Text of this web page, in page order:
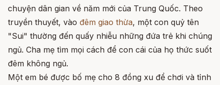
chuyện dân gian về năm mới của Trung Quốc. Theo
truyền thuyết, vào đêm giao thừa, một con quỷ tên
"Sui" thường đến quấy nhiễu những đứa trẻ khi chúng
ngủ. Cha mẹ tìm mọi cách để con cái của họ thức suốt
đêm không ngủ.
Một em bé được bố mẹ cho 8 đồng xu để chơi và tỉnh